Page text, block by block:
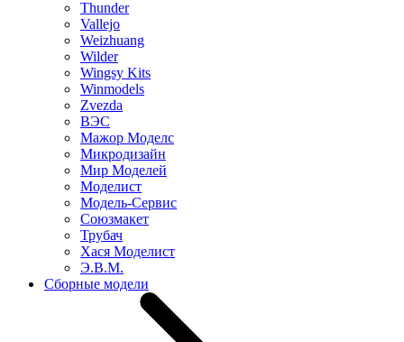
Thunder
Vallejo
Weizhuang
Wilder
Wingsy Kits
Winmodels
Zvezda
ВЭС
Мажор Моделс
Микродизайн
Мир Моделей
Моделист
Модель-Сервис
Союзмакет
Трубач
Хася Моделист
Э.В.М.
Сборные модели